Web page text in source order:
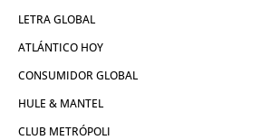
LETRA GLOBAL
ATLÁNTICO HOY
CONSUMIDOR GLOBAL
HULE & MANTEL
CLUB METRÓPOLI